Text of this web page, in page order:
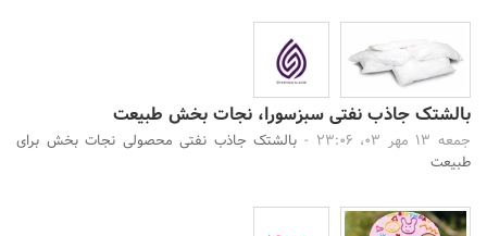
بالشتک جاذب نفتی سبزسورا، نجات بخش طبیعت
جمعه 13 مهر 03، 23:06 -
بالشتک جاذب نفتی محصولی نجات بخش برای
طبیعت